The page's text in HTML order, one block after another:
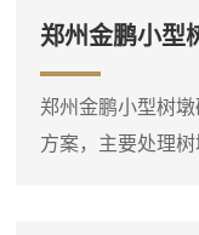
存、输送和燃烧
指圆盘式破碎结
式木材破碎机为
加工直径可...
郑州金鹏小型
备应用说明
郑州金鹏小型树
方案，主要处理